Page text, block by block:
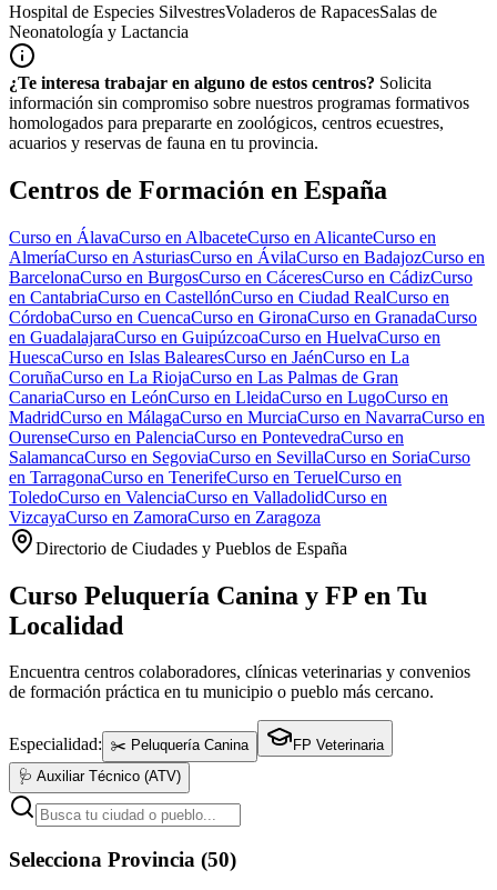
Hospital de Especies SilvestresVoladeros de RapacesSalas de
Neonatología y Lactancia
¿Te interesa trabajar en alguno de estos centros? Solicita
información sin compromiso sobre nuestros programas formativos
homologados para prepararte en zoológicos, centros ecuestres,
acuarios y reservas de fauna en tu provincia.
Centros de Formación en España
Curso en ÁlavaCurso en AlbaceteCurso en AlicanteCurso en
AlmeríaCurso en AsturiasCurso en ÁvilaCurso en BadajozCurso en
BarcelonaCurso en BurgosCurso en CáceresCurso en CádizCurso
en CantabriaCurso en CastellónCurso en Ciudad RealCurso en
CórdobaCurso en CuencaCurso en GironaCurso en GranadaCurso
en GuadalajaraCurso en GuipúzcoaCurso en HuelvaCurso en
HuescaCurso en Islas BalearesCurso en JaénCurso en La
CoruñaCurso en La RiojaCurso en Las Palmas de Gran
CanariaCurso en LeónCurso en LleidaCurso en LugoCurso en
MadridCurso en MálagaCurso en MurciaCurso en NavarraCurso en
OurenseCurso en PalenciaCurso en PontevedraCurso en
SalamancaCurso en SegoviaCurso en SevillaCurso en SoriaCurso
en TarragonaCurso en TenerifeCurso en TeruelCurso en
ToledoCurso en ValenciaCurso en ValladolidCurso en
VizcayaCurso en ZamoraCurso en Zaragoza
Directorio de Ciudades y Pueblos de España
Curso Peluquería Canina y FP en Tu
Localidad
Encuentra centros colaboradores, clínicas veterinarias y convenios
de formación práctica en tu municipio o pueblo más cercano.
Especialidad: ✂️ Peluquería Canina
FP Veterinaria
🩺 Auxiliar Técnico (ATV)
Selecciona Provincia (50)